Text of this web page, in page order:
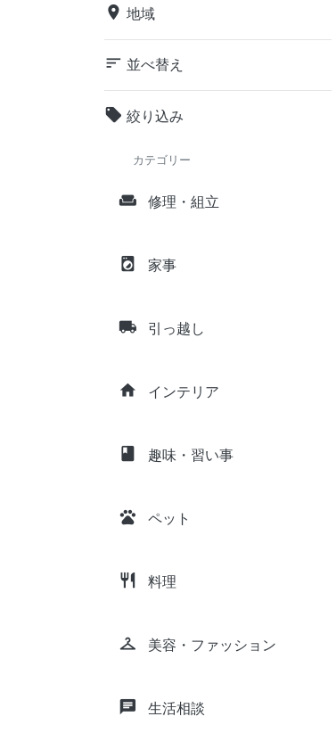
place 地域
sort 並べ替え
local_offer 絞り込み
カテゴリー
weekend 修理・組立
local_laundry_service 家事
local_shipping 引っ越し
home インテリア
class 趣味・習い事
pets ペット
restaurant 料理
checkroom 美容・ファッション
chat 生活相談